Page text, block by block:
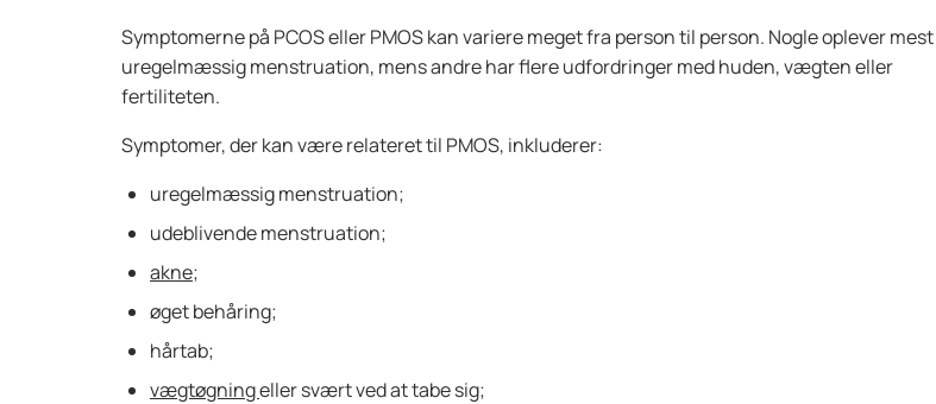
Symptomerne på PCOS eller PMOS kan variere meget fra person til person. Nogle oplever mest
uregelmæssig menstruation, mens andre har flere udfordringer med huden, vægten eller
fertiliteten.
Symptomer, der kan være relateret til PMOS, inkluderer:
uregelmæssig menstruation;
udeblivende menstruation;
akne;
øget behåring;
hårtab;
vægtøgningeller svært ved at tabe sig;